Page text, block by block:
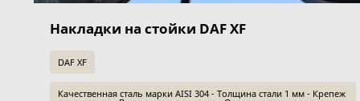
Накладки на стойки DAF XF
DAF XF
Качественная сталь марки AISI 304 - Толщина стали 1 мм - Крепеж